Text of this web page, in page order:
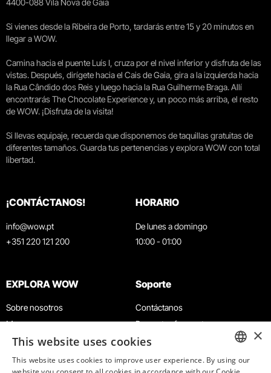
4400-088 Vila Nova de Gaia
Si vienes desde la Ribeira de Porto, tardarás entre 15 y 20 minutos en
llegar a WOW.
Camina hacia el puente Luís I, cruza por el nivel inferior y disfruta de las
vistas. Después, dirígete hacia el Cais de Gaia, gira a la izquierda hacia
la Rua Cândido dos Reis y luego hacia la Rua Guilherme Braga. Allí
encontrarás The Chocolate Experience y, un poco más arriba, el resto
de WOW. ¡Disfruta de la visita!
Si llevas equipaje, recuerda que disponemos de taquillas gratuitas de
diferentes tamaños. Guarda tus pertenencias y explora WOW con total
libertad.
¡CONTÁCTANOS!
info@wow.pt
+351 220 121 200
HORARIO
De lunes a domingo
10:00 - 01:00
EXPLORA WOW
Sobre nosotros
Museos
Agenda
Noticias
Soporte
Contáctanos
Preguntas frecuentes
Términos y condiciones
Política de privacidad y cookies
ENGLISH
×
This website uses cookies
This website uses cookies to improve user experience. By using our